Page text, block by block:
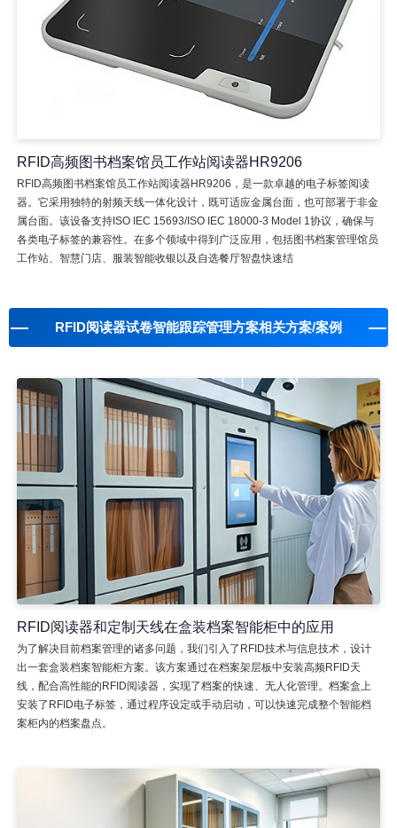
RFID高频图书档案馆员工作站阅读器HR9206
RFID高频图书档案馆员工作站阅读器HR9206，是一款卓越的电子标签阅读
器。它采用独特的射频天线一体化设计，既可适应金属台面，也可部署于非金
属台面。该设备支持ISO IEC 15693/ISO IEC 18000-3 Model 1协议，确保与
各类电子标签的兼容性。在多个领域中得到广泛应用，包括图书档案管理馆员
工作站、智慧门店、服装智能收银以及自选餐厅智盘快速结
RFID阅读器试卷智能跟踪管理方案相关方案/案例
RFID阅读器和定制天线在盒装档案智能柜中的应用
为了解决目前档案管理的诸多问题，我们引入了RFID技术与信息技术，设计
出一套盒装档案智能柜方案。该方案通过在档案架层板中安装高频RFID天
线，配合高性能的RFID阅读器，实现了档案的快速、无人化管理。档案盒上
安装了RFID电子标签，通过程序设定或手动启动，可以快速完成整个智能档
案柜内的档案盘点。